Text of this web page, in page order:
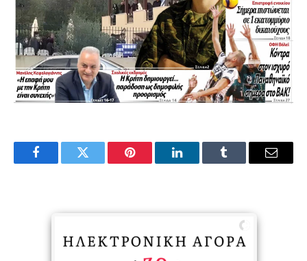
FacebookTwitter Pinterest LinkedInTumblr Email